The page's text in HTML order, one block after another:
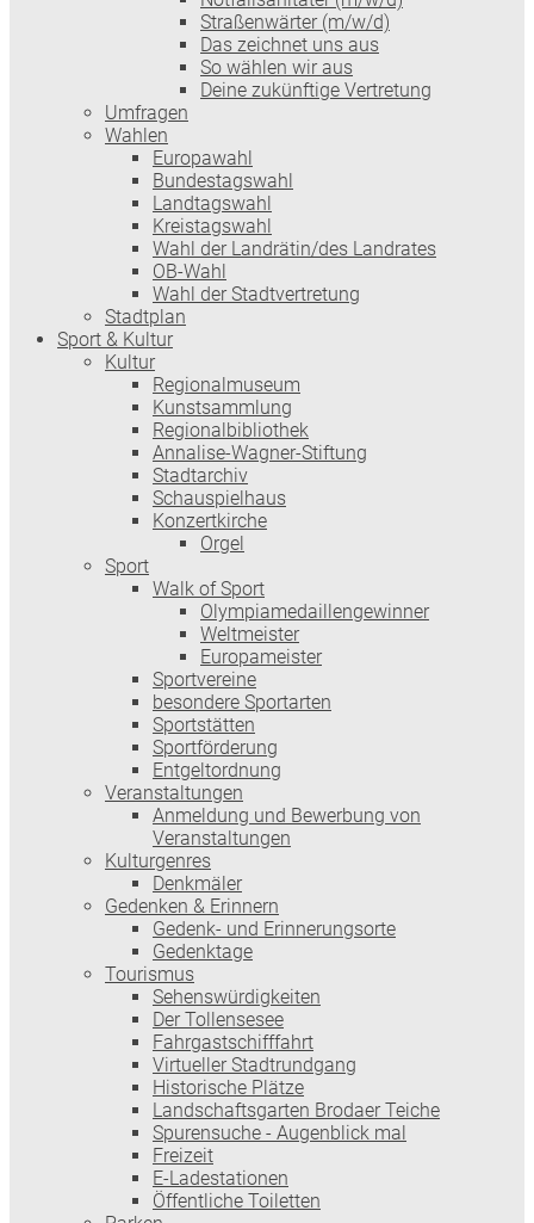
Straßenwärter (m/w/d)
Das zeichnet uns aus
So wählen wir aus
Deine zukünftige Vertretung
Umfragen
Wahlen
Europawahl
Bundestagswahl
Landtagswahl
Kreistagswahl
Wahl der Landrätin/des Landrates
OB-Wahl
Wahl der Stadtvertretung
Stadtplan
Sport & Kultur
Kultur
Regionalmuseum
Kunstsammlung
Regionalbibliothek
Annalise-Wagner-Stiftung
Stadtarchiv
Schauspielhaus
Konzertkirche
Orgel
Sport
Walk of Sport
Olympiamedaillengewinner
Weltmeister
Europameister
Sportvereine
besondere Sportarten
Sportstätten
Sportförderung
Entgeltordnung
Veranstaltungen
Anmeldung und Bewerbung von
Veranstaltungen
Kulturgenres
Denkmäler
Gedenken & Erinnern
Gedenk- und Erinnerungsorte
Gedenktage
Tourismus
Sehenswürdigkeiten
Der Tollensesee
Fahrgastschifffahrt
Virtueller Stadtrundgang
Historische Plätze
Landschaftsgarten Brodaer Teiche
Spurensuche - Augenblick mal
Freizeit
E-Ladestationen
Öffentliche Toiletten